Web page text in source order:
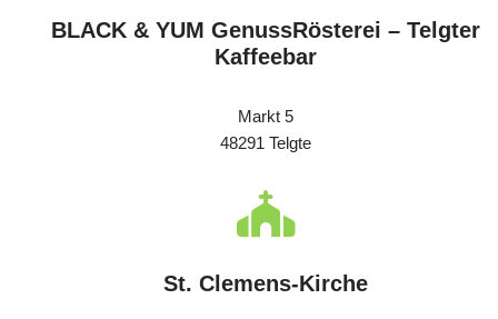
BLACK & YUM GenussRösterei – Telgter
Kaffeebar
Markt 5
48291 Telgte
St. Clemens-Kirche